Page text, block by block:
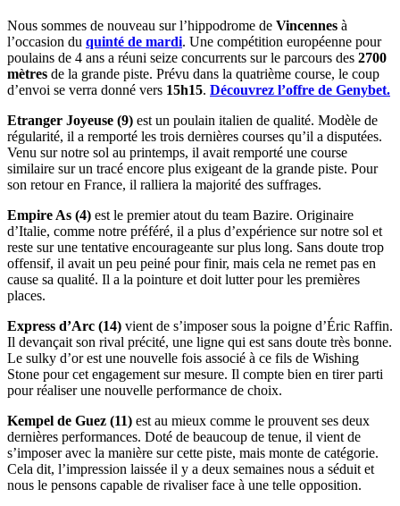
Nous sommes de nouveau sur l’hippodrome de Vincennes à
l’occasion du quinté de mardi. Une compétition européenne pour
poulains de 4 ans a réuni seize concurrents sur le parcours des 2700
mètres de la grande piste. Prévu dans la quatrième course, le coup
d’envoi se verra donné vers 15h15. Découvrez l’offre de Genybet.
Etranger Joyeuse (9) est un poulain italien de qualité. Modèle de
régularité, il a remporté les trois dernières courses qu’il a disputées.
Venu sur notre sol au printemps, il avait remporté une course
similaire sur un tracé encore plus exigeant de la grande piste. Pour
son retour en France, il ralliera la majorité des suffrages.
Empire As (4) est le premier atout du team Bazire. Originaire
d’Italie, comme notre préféré, il a plus d’expérience sur notre sol et
reste sur une tentative encourageante sur plus long. Sans doute trop
offensif, il avait un peu peiné pour finir, mais cela ne remet pas en
cause sa qualité. Il a la pointure et doit lutter pour les premières
places.
Express d’Arc (14) vient de s’imposer sous la poigne d’Éric Raffin.
Il devançait son rival précité, une ligne qui est sans doute très bonne.
Le sulky d’or est une nouvelle fois associé à ce fils de Wishing
Stone pour cet engagement sur mesure. Il compte bien en tirer parti
pour réaliser une nouvelle performance de choix.
Kempel de Guez (11) est au mieux comme le prouvent ses deux
dernières performances. Doté de beaucoup de tenue, il vient de
s’imposer avec la manière sur cette piste, mais monte de catégorie.
Cela dit, l’impression laissée il y a deux semaines nous a séduit et
nous le pensons capable de rivaliser face à une telle opposition.